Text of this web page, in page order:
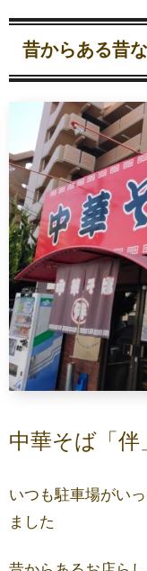
昔からある昔
中華そば「伴
いつも駐車場がい
ました